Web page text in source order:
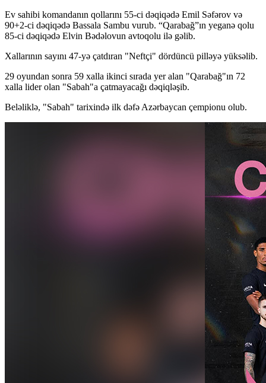
Ev sahibi komandanın qollarını 55-ci dəqiqədə Emil Səfərov və
90+2-ci dəqiqədə Bassala Sambu vurub. “Qarabağ”ın yeganə qolu
85-ci dəqiqədə Elvin Bədəlovun avtoqolu ilə gəlib.
Xallarının sayını 47-yə çatdıran "Neftçi" dördüncü pilləyə yüksəlib.
29 oyundan sonra 59 xalla ikinci sırada yer alan "Qarabağ"ın 72
xalla lider olan "Sabah"a çatmayacağı dəqiqləşib.
Beləliklə, "Sabah" tarixində ilk dəfə Azərbaycan çempionu olub.